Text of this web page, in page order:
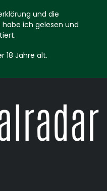
und die
ich gelesen und
18 Jahre alt.